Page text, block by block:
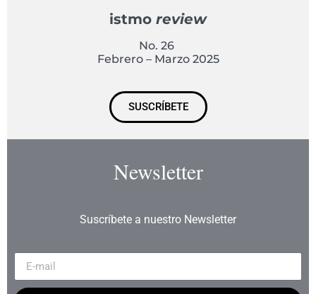
istmo review
No. 26
Febrero – Marzo 2025
SUSCRÍBETE
Newsletter
Suscríbete a nuestro Newsletter